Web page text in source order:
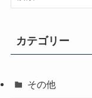
カテゴリー
その他